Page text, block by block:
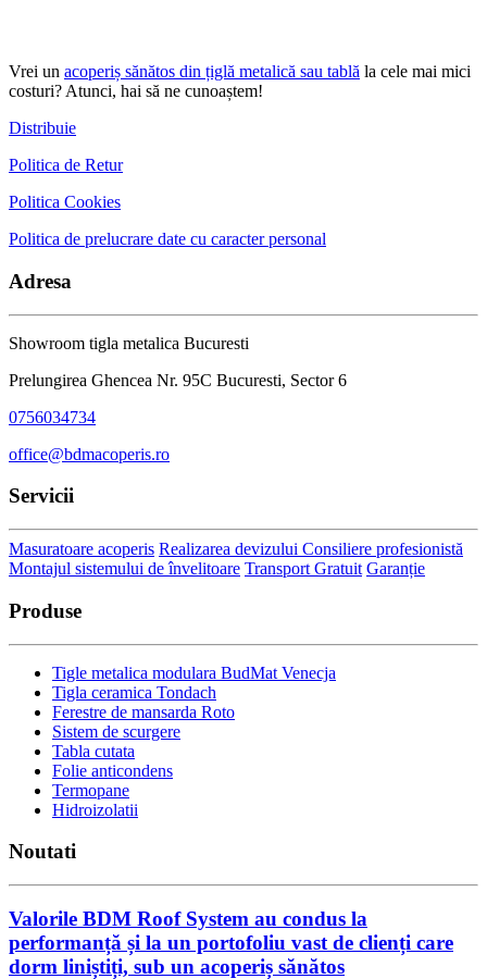
Vrei un acoperiș sănătos din țiglă metalică sau tablă la cele mai mici
costuri? Atunci, hai să ne cunoaștem!
Distribuie
Politica de Retur
Politica Cookies
Politica de prelucrare date cu caracter personal
Adresa
Showroom tigla metalica Bucuresti
Prelungirea Ghencea Nr. 95C Bucuresti, Sector 6
0756034734
office@bdmacoperis.ro
Servicii
Masuratoare acoperis Realizarea devizului Consiliere profesionistă
Montajul sistemului de învelitoare Transport Gratuit Garanție
Produse
Tigle metalica modulara BudMat Venecja
Tigla ceramica Tondach
Ferestre de mansarda Roto
Sistem de scurgere
Tabla cutata
Folie anticondens
Termopane
Hidroizolatii
Noutati
Valorile BDM Roof System au condus la
performanță și la un portofoliu vast de clienți care
dorm liniștiți, sub un acoperiș sănătos